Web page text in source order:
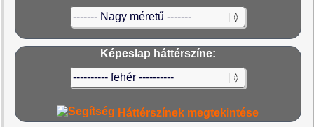
Képeslap háttérszíne:
Háttérszínek megtekintése